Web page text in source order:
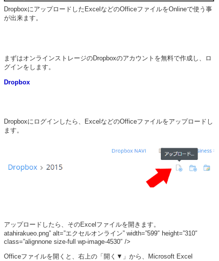
DropboxにアップロードしたExcelなどのOfficeファイルをOnlineで使う事
が出来ます。
まずはオンラインストレージのDropboxのアカウントを無料で作成し、ロ
グインをします。
Dropbox
Dropboxにログインしたら、ExcelなどのOfficeファイルをアップロードし
ます。
アップロードしたら、そのExcelファイルを開きます。
atahirakueo.png” alt=”エクセルオンライン” width=”599″ height=”310″
class=”alignnone size-full wp-image-4530″ />
Officeファイルを開くと、右上の「開く▼」から、Microsoft Excel